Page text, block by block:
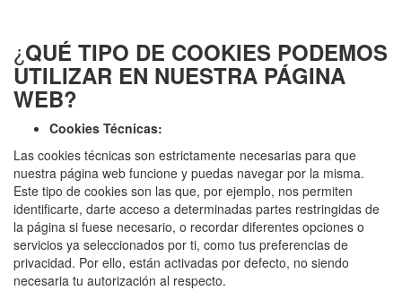
¿QUÉ TIPO DE COOKIES PODEMOS
UTILIZAR EN NUESTRA PÁGINA
WEB?
Cookies Técnicas:
Las cookies técnicas son estrictamente necesarias para que
nuestra página web funcione y puedas navegar por la misma.
Este tipo de cookies son las que, por ejemplo, nos permiten
identificarte, darte acceso a determinadas partes restringidas de
la página si fuese necesario, o recordar diferentes opciones o
servicios ya seleccionados por ti, como tus preferencias de
privacidad. Por ello, están activadas por defecto, no siendo
necesaria tu autorización al respecto.